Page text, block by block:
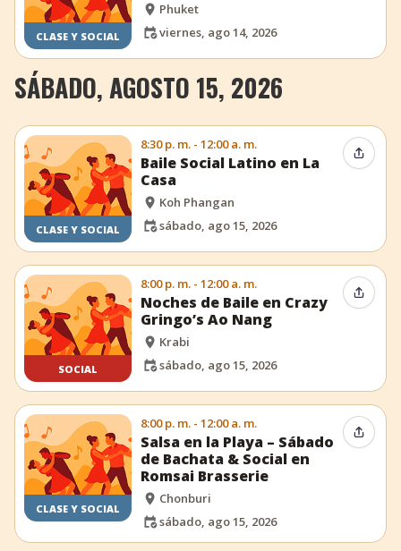
CLASE Y SOCIAL
Phuket
viernes, ago 14, 2026
SÁBADO, AGOSTO 15, 2026
CLASE Y SOCIAL
8:30 p. m. - 12:00 a. m.
Baile Social Latino en La
Casa
Koh Phangan
sábado, ago 15, 2026
SOCIAL
8:00 p. m. - 12:00 a. m.
Noches de Baile en Crazy
Gringo’s Ao Nang
Krabi
sábado, ago 15, 2026
CLASE Y SOCIAL
8:00 p. m. - 12:00 a. m.
Salsa en la Playa – Sábado
de Bachata & Social en
Romsai Brasserie
Chonburi
sábado, ago 15, 2026